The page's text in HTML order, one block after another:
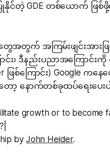
ြုနိုင်တဲ့ GDE တစ်ယောက် ဖ
တွေအတွက် အကြမ်းဖျင်းအ
င်း၊ ဒီနည်းပညာအကြောင်
ဖြစ်ကြောင်း) Google က
ာ့ နောက်တစ်ခုထပ်ရေးပေး
growth or to become
by John Heider.